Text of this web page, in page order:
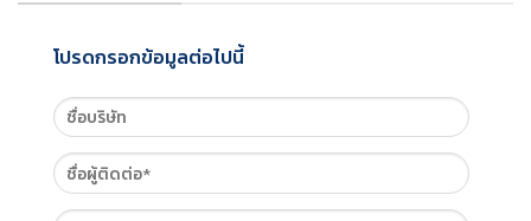
โปรดกรอกข้อมูลต่อไปนี้